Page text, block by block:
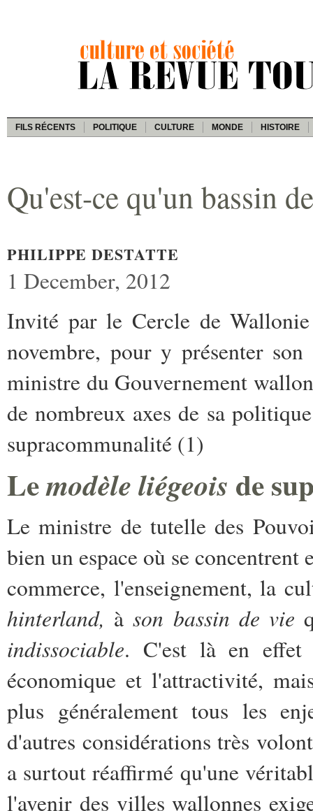
FILS RÉCENTS POLITIQUE CULTURE MONDE HISTOIRE
Qu'est-ce qu'un bassin
PHILIPPE DESTATTE
1 December, 2012
Invité par le Cercle de
novembre, pour y présenter
ministre du Gouvernement
de nombreux axes de sa
supracommunalité (1)
Lemodèle liégeois de
Le ministre de tutelle des
bien un espace où se
commerce, l'enseignement, la
hinterland, à son bassin de vie
indissociable. C'est là en effet
économique et l'attractivité,
plus généralement tous les
d'autres considérations très
a surtout réaffirmé qu'une
l'avenir des villes wallonnes